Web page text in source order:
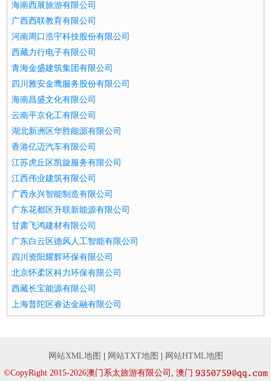
海南西展旅游有限公司
广西西联教育有限公司
河南周口浩宇科技股份有限公司
西藏力行电子有限公司
青海金盛建筑集团有限公司
四川雅安金鹰服务股份有限公司
海南昌盛文化有限公司
云南平京化工有限公司
湖北新洲区华胜能源有限公司
香港亿迈汽车有限公司
江苏虎丘区凯旋服务有限公司
江西伟业建筑有限公司
广西永兴智能制造有限公司
广东花都区升联新能源有限公司
甘肃飞鸿建材有限公司
广东白云区德风人工智能有限公司
四川资阳耀辉环保有限公司
北京怀柔区科力环保有限公司
西藏长宝能源有限公司
上海普陀区睿达金融有限公司
网站XML地图 网站TXT地图
网站HTML地图
©CopyRight 2015-2026澳门系太旅游有限公司, 澳门